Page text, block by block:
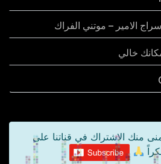
الامير – موتني الفراك
خالي
منك الاشتراك في قناتنا على